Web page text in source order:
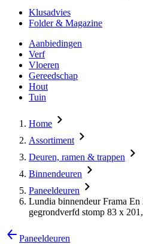
Klusadvies
Folder & Magazine
Aanbiedingen
Verf
Vloeren
Gereedschap
Hout
Tuin
Home
Assortiment
Deuren, ramen & trappen
Binnendeuren
Paneeldeuren
Lundia binnendeur Frama
gegrondverfd stomp 83 x
Paneeldeuren